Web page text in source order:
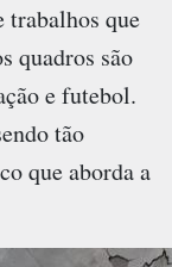
trabalhos que
quadros são
e futebol.
tão
que aborda a